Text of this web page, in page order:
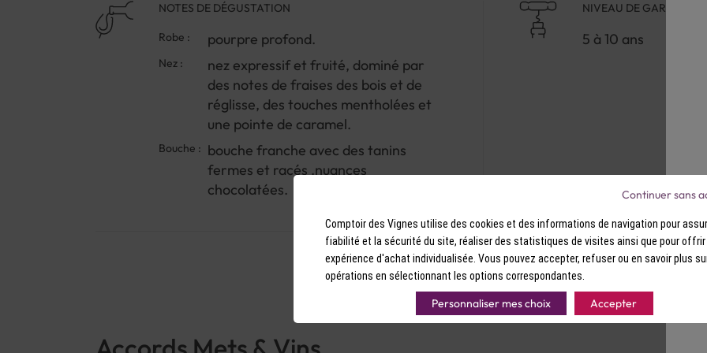
NOTES DE DÉGUSTATION
Robe : pourpre profond.
Nez :
nez expressif et fruité, dominé par
des notes de fraises des bois et de
réglisse, des touches mentholées et
une pointe de caramel.
Bouche : bouche franche avec des tanins
fermes et racés .nuances
chocolatées.
NIVEAU DE GARDE
5 à 10 ans
Comptoir des Vignes utilise des cookies et des informations de navigation pour
fiabilité et la sécurité du site, réaliser des statistiques de visites ainsi que pour offrir
expérience d'achat individualisée. Vous pouvez accepter, refuser ou en savoir plus
opérations en sélectionnant les options correspondantes.
Personnaliser mes choix Accepter
Continuer sans